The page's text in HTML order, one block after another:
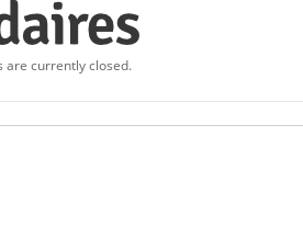
are currently closed.